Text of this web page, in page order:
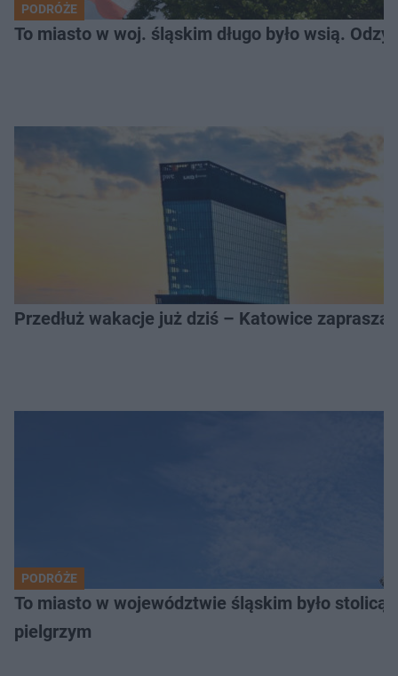
PODRÓŻE
To miasto w woj. śląskim długo było wsią.
Przedłuż wakacje już dziś – Katowice
PODRÓŻE
To miasto w województwie śląskim było
pielgrzym